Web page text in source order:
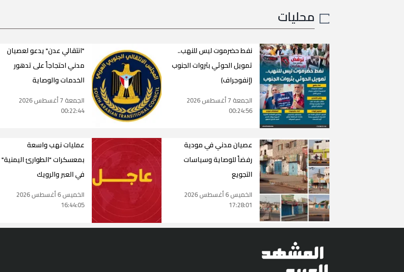
محليات
نفط حضرموت ليس للنهب..
تمويل الحوثي بثروات الجنوب
(إنفوجراف)
الجمعة 7 أغسطس 2026
00:24:56
"انتقالي عدن" يدعو لعصيان
مدني احتجاجاً على تدهور
الخدمات والوصاية
الجمعة 7 أغسطس 2026
00:22:44
عصيان مدني في مودية
رفضاً للوصاية وسياسات
التجويع
الخميس 6 أغسطس 2026
17:28:01
عمليات نهب واسعة
بمعسكرات "الطوارئ اليمنية"
في العبر والرويك
الخميس 6 أغسطس 2026
16:44:05